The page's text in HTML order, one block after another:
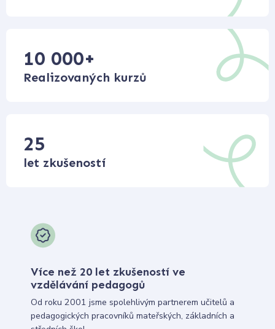
10 000+
Realizovaných kurzů
25
let zkušeností
Více než 20 let zkušeností ve
vzdělávání pedagogů
Od roku 2001 jsme spolehlivým partnerem učitelů a
pedagogických pracovníků mateřských, základních a